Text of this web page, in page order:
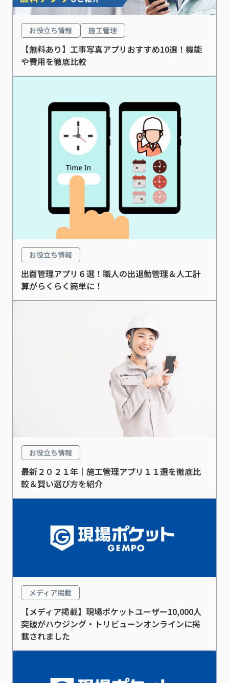
お役立ち情報 施工管理
【無料あり】工事写真アプリおすすめ10選！機能
や費用を徹底比較
お役立ち情報
出面管理アプリ６選！職人の出退勤管理＆人工計
算がらくらく簡単に！
お役立ち情報
最新２０２１年｜施工管理アプリ１１選を徹底比
較＆賢い選び方を紹介
メディア掲載
【メディア掲載】現場ポケットユーザー10,000人
突破がハウジング・トリビューンオンラインに掲
載されました